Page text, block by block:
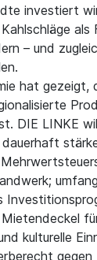
investiert
als
– und
hat gezeigt,
DIE LINKE
kulturelle
gegen